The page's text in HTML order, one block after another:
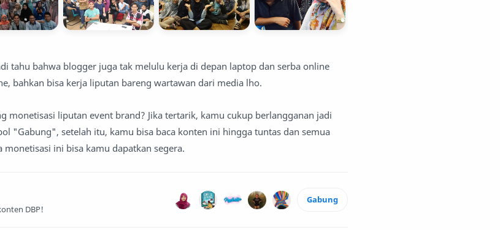
tahu bahwa blogger juga tak melulu kerja di depan laptop dan serba online
bahkan bisa kerja liputan bareng wartawan dari media lho.
monetisasi liputan event brand? Jika tertarik, kamu cukup berlangganan jadi
"Gabung", setelah itu, kamu bisa baca konten ini hingga tuntas dan semua
ini bisa kamu dapatkan segera.
DBP!
Gabung